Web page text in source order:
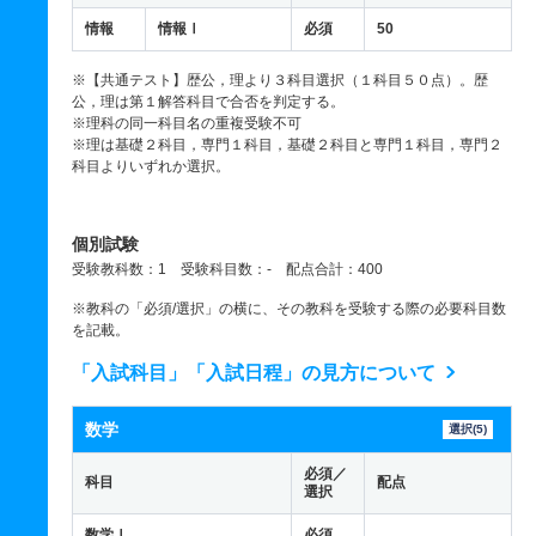
情報 情報Ⅰ 必須 50
※【共通テスト】歴公，理より３科目選択（１科目５０点）。歴
公，理は第１解答科目で合否を判定する。
※理科の同一科目名の重複受験不可
※理は基礎２科目，専門１科目，基礎２科目と専門１科目，専門２
科目よりいずれか選択。
個別試験
受験教科数：1 受験科目数：- 配点合計：400
※教科の「必須/選択」の横に、その教科を受験する際の必要科目数
を記載。
「入試科目」「入試日程」の見方について
数学 選択(5)
科目
必須／
選択
配点